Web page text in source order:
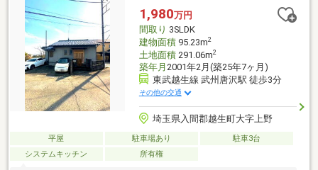
い、避暑地、駅まで平坦、閑静な住宅地、総合病院 徒歩10分以
内、整形地、２階建、都市近郊、通風良好、平坦地、周辺交通量
少なめ
1,980万円
間取り 3SLDK
建物面積95.23m2
土地面積291.06m2
築年月 2001年2月(築25年7ヶ月)
東武越生線 武州唐沢駅 徒歩3分
その他の交通
埼玉県入間郡越生町大字上野
平屋 駐車場あり
駐車3台
システムキッチン
所有権